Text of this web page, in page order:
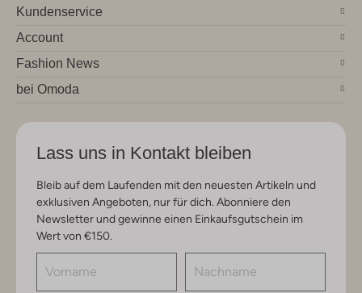
Kundenservice
Account
Fashion News
bei Omoda
Lass uns in Kontakt bleiben
Bleib auf dem Laufenden mit den neuesten Artikeln und
exklusiven Angeboten, nur für dich. Abonniere den
Newsletter und gewinne einen Einkaufsgutschein im
Wert von €150.